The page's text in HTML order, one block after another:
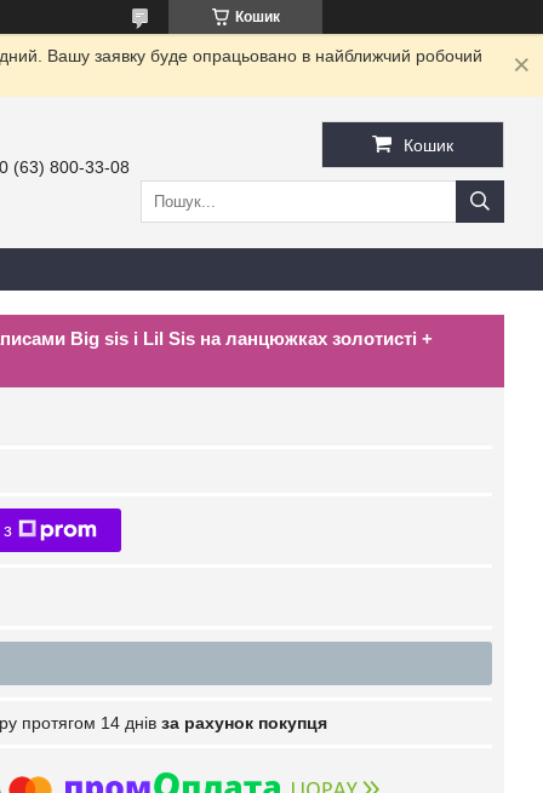
Кошик
Вашу заявку буде опрацьовано в найближчий робочий
(63) 800-33-08
Кошик
Big sis і Lil Sis на ланцюжках золотисті +
протягом 14 днів за рахунок покупця